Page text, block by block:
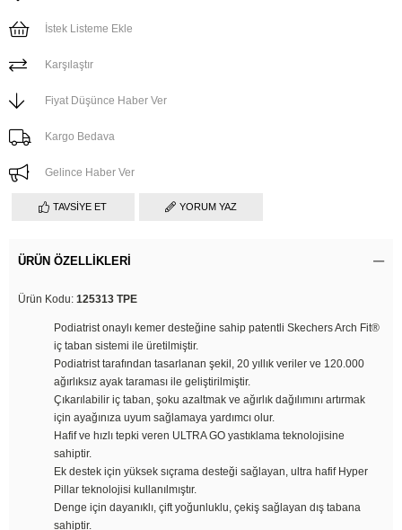
İstek Listeme Ekle
Karşılaştır
Fiyat Düşünce Haber Ver
Kargo Bedava
Gelince Haber Ver
TAVSIYE ET YORUM YAZ
ÜRÜN ÖZELLIKLERI
Ürün Kodu: 125313 TPE
Podiatrist onaylı kemer desteğine sahip patentli Skechers Arch Fit®
iç taban sistemi ile üretilmiştir.
Podiatrist tarafından tasarlanan şekil, 20 yıllık veriler ve 120.000
ağırlıksız ayak taraması ile geliştirilmiştir.
Çıkarılabilir iç taban, şoku azaltmak ve ağırlık dağılımını artırmak
için ayağınıza uyum sağlamaya yardımcı olur.
Hafif ve hızlı tepki veren ULTRA GO yastıklama teknolojisine
sahiptir.
Ek destek için yüksek sıçrama desteği sağlayan, ultra hafif Hyper
Pillar teknolojisi kullanılmıştır.
Denge için dayanıklı, çift yoğunluklu, çekiş sağlayan dış tabana
sahiptir.